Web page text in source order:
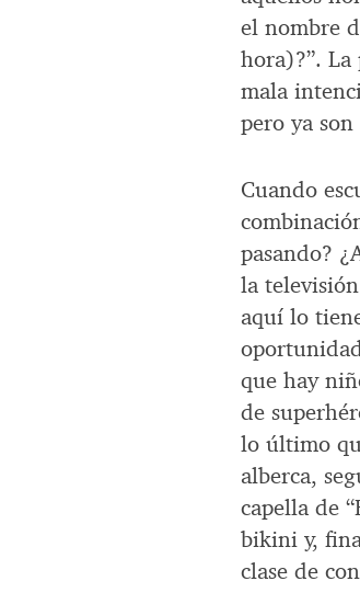
el nombre
hora)?”.
mala
pero ya
Cuando
pasando?
la
aquí lo
que hay
de
lo último
alberca,
capella de
bikini y,
clase de